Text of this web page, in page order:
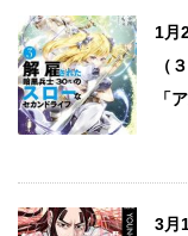
1月
（
「
3月